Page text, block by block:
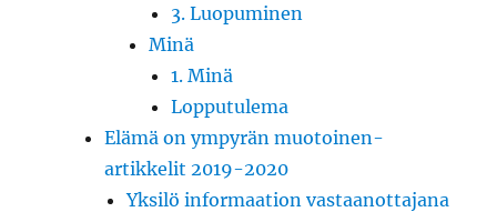
3. Luopuminen
Minä
1. Minä
Lopputulema
Elämä on ympyrän muotoinen-
artikkelit 2019-2020
Yksilö informaation vastaanottajana